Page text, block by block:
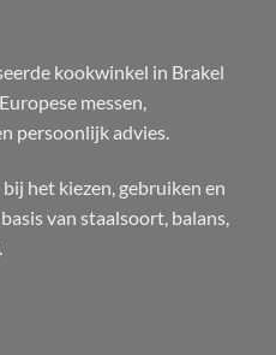
kookwinkel in Brakel
messen,
persoonlijk advies.
het kiezen, gebruiken en
van staalsoort, balans,